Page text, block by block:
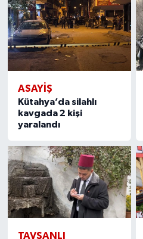
ASAYIŞ
Kütahya’da silahlı
kavgada 2 kişi
yaralandı
TAVŞANLI